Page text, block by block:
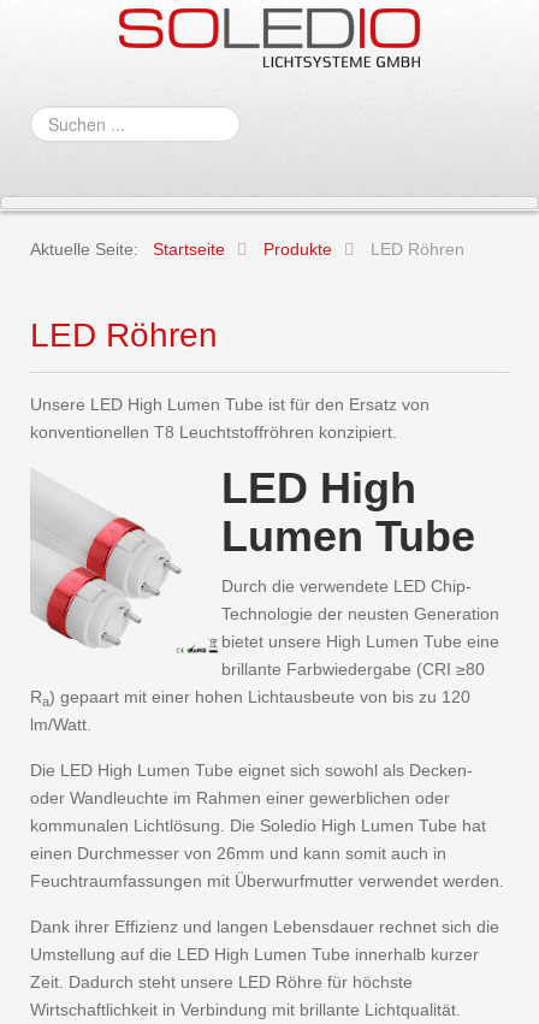
Suchen
...
Aktuelle Seite: Startseite Produkte LED Röhren
LED Röhren
Unsere LED High Lumen Tube ist für den Ersatz von
konventionellen T8 Leuchtstoffröhren konzipiert.
LED High
Lumen Tube
Durch die verwendete LED Chip-
Technologie der neusten Generation
bietet unsere High Lumen Tube eine
brillante Farbwiedergabe (CRI ≥80
Ra) gepaart mit einer hohen Lichtausbeute von bis zu 120
lm/Watt.
Die LED High Lumen Tube eignet sich sowohl als Decken-
oder Wandleuchte im Rahmen einer gewerblichen oder
kommunalen Lichtlösung. Die Soledio High Lumen Tube hat
einen Durchmesser von 26mm und kann somit auch in
Feuchtraumfassungen mit Überwurfmutter verwendet werden.
Dank ihrer Effizienz und langen Lebensdauer rechnet sich die
Umstellung auf die LED High Lumen Tube innerhalb kurzer
Zeit. Dadurch steht unsere LED Röhre für höchste
Wirtschaftlichkeit in Verbindung mit brillante Lichtqualität.